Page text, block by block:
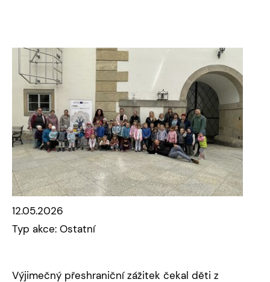
12.05.2026
Typ akce: Ostatní
Výjimečný přeshraniční zážitek čekal děti z